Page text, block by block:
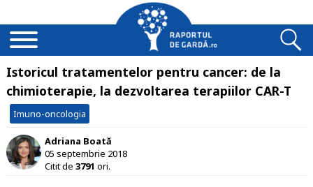
Istoricul tratamentelor pentru cancer: de la
chimioterapie, la dezvoltarea terapiilor CAR-T
Imuno-oncologia
Adriana Boată
05 septembrie 2018
Citit de 3791 ori.